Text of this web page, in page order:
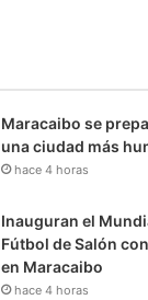
Maracaibo se
una ciudad más
hace 4 horas
Inauguran el
Fútbol de Salón
en Maracaibo
hace 4 horas